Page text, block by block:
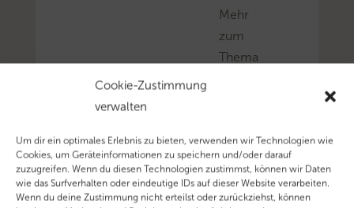
Cookie-Zustimmung
verwalten
Um dir ein optimales Erlebnis zu bieten, verwenden wir Technologien wie
Cookies, um Geräteinformationen zu speichern und/oder darauf
zuzugreifen. Wenn du diesen Technologien zustimmst, können wir Daten
wie das Surfverhalten oder eindeutige IDs auf dieser Website verarbeiten.
Wenn du deine Zustimmung nicht erteilst oder zurückziehst, können
Mehr
zum
Thema